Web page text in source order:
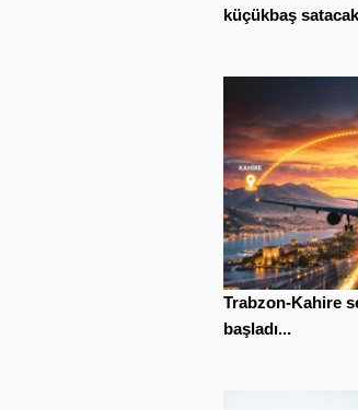
küçükbaş
Trabzon-Kahire
başladı...